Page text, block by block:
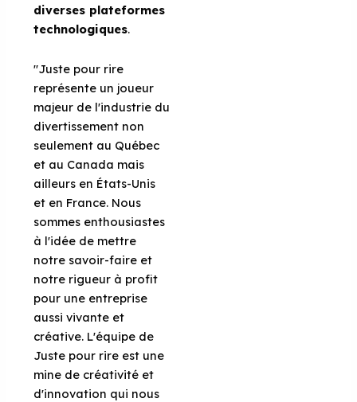
diverses plateformes
technologiques.
"Juste pour rire
représente un joueur
majeur de l'industrie du
divertissement non
seulement au Québec
et au Canada mais
ailleurs en États-Unis
et en France. Nous
sommes enthousiastes
à l'idée de mettre
notre savoir-faire et
notre rigueur à profit
pour une entreprise
aussi vivante et
créative. L'équipe de
Juste pour rire est une
mine de créativité et
d'innovation qui nous